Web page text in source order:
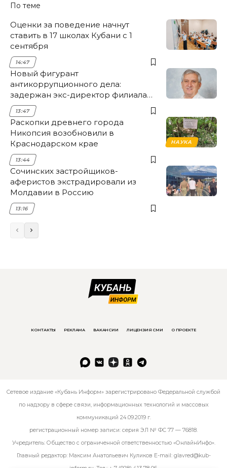
По теме
Оценки за поведение начнут
ставить в 17 школах Кубани с 1
сентября
14:47
Новый фигурант
антикоррупционного дела:
задержан экс-директор филиала
НЭСК Крымска
13:47
НАУКА
Раскопки древнего города
Никопсия возобновили в
Краснодарском крае
13:44
Сочинских застройщиков-
аферистов экстрадировали из
Молдавии в Россию
13:16
КОНТАКТЫ РЕКЛАМА ВАКАНСИИ ЛИЦЕНЗИЯ СМИ О ПРОЕКТЕ
Сетевое издание «Кубань Информ» зарегистрировано Федеральной службой
по надзору в сфере связи, информационных технологий и массовых
коммуникаций 24.09.2019 г.
регистрационный номер записи: серия ЭЛ № ФС 77 — 76818.
Учредитель: Общество с ограниченной ответственностью «ОнлайнИнфо».
Главный редактор: Максим Анатольевич Куликов E-mail: glavred@kub-